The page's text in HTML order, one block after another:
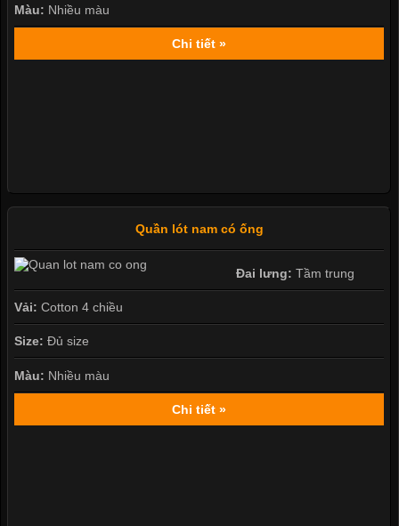
Màu: Nhiều màu
Chi tiết »
Quần lót nam có ống
Đai lưng: Tầm trung
Vải: Cotton 4 chiều
Size: Đủ size
Màu: Nhiều màu
Chi tiết »